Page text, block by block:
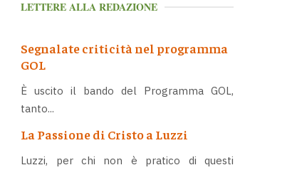
LETTERE ALLA REDAZIONE
Segnalate criticità nel programma
GOL
È uscito il bando del Programma GOL,
tanto...
La Passione di Cristo a Luzzi
Luzzi, per chi non è pratico di questi